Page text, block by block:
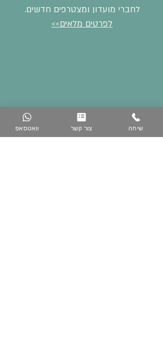
לחברי מועדון ומצטרפים חדשים.
לפרטים מלאים>>
וואטסאפ צור קשר שיחה